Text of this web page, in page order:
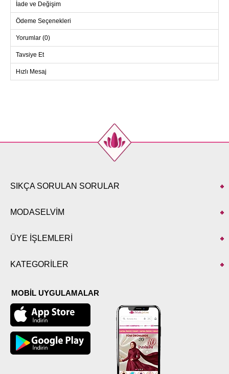
derecede hassas programda yıkanabilen bu ürün, uzun süreli
kullanım için idealdir.
TUNİK BEDEN ÖLÇÜLERİ
Beden
M
106
75
S
100
75
PANTOLON BEDEN
ÖLÇÜLERİ (CM)
Beden
Boy
S
İade ve Değişim
Ödeme Seçenekleri
Yorumlar (0)
Tavsiye Et
Hızlı Mesaj
SIKÇA SORULAN SORULAR
MODASELVİM
ÜYE İŞLEMLERİ
KATEGORİLER
MOBİL UYGULAMALAR